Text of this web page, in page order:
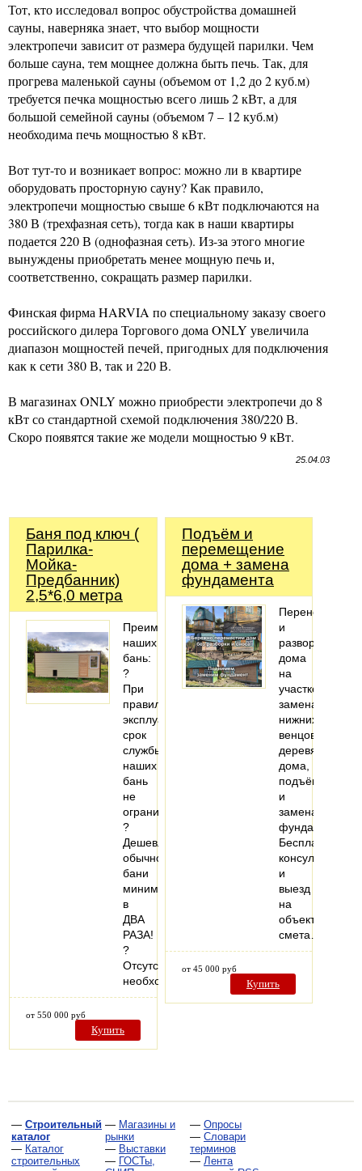
Тот, кто исследовал вопрос обустройства домашней
сауны, наверняка знает, что выбор мощности
электропечи зависит от размера будущей парилки. Чем
больше сауна, тем мощнее должна быть печь. Так, для
прогрева маленькой сауны (объемом от 1,2 до 2 куб.м)
требуется печка мощностью всего лишь 2 кВт, а для
большой семейной сауны (объемом 7 – 12 куб.м)
необходима печь мощностью 8 кВт.
Вот тут-то и возникает вопрос: можно ли в квартире
оборудовать просторную сауну? Как правило,
электропечи мощностью свыше 6 кВт подключаются на
380 В (трехфазная сеть), тогда как в наши квартиры
подается 220 В (однофазная сеть). Из-за этого многие
вынуждены приобретать менее мощную печь и,
соответственно, сокращать размер парилки.
Финская фирма HARVIA по специальному заказу своего
российского дилера Торгового дома ONLY увеличила
диапазон мощностей печей, пригодных для подключения
как к сети 380 В, так и 220 В.
В магазинах ONLY можно приобрести электропечи до 8
кВт со стандартной схемой подключения 380/220 В.
Скоро появятся такие же модели мощностью 9 кВт.
25.04.03
Баня под ключ (
Парилка-
Мойка-
Предбанник)
2,5*6,0 метра
Преимущества
наших
бань:
?
При
правильной
эксплуатации
срок
службы
наших
бань
не
ограничен
?
Дешевле
обычной
бани
минимум
в
ДВА
РАЗА!
?
Отсутствует
необходимость…
от 550 000 руб
Купить
Подъём и
перемещение
дома + замена
фундамента
Перенос
и
разворот
дома
на
участке,
замена
нижних
венцов
деревянного
дома,
подъём
и
замена
фундамента.
Бесплатная
консультация
и
выезд
на
объект,
смета…
от 45 000 руб
Купить
— Строительный
каталог
— Каталог
строительных
— Магазины и
рынки
— Выставки
— ГОСТы,
— Опросы
— Словари
терминов
— Лента